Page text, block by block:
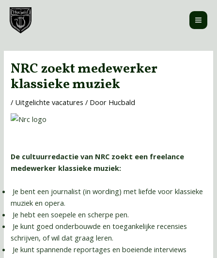
naar
NRC zoekt medewerker
klassieke muziek
/ Uitgelichte vacatures / Door Hucbald
De cultuurredactie van NRC zoekt een freelance
medewerker klassieke muziek:
Je bent een journalist (in wording) met liefde voor klassieke
muziek en opera.
Je hebt een soepele en scherpe pen.
Je kunt goed onderbouwde en toegankelijke recensies
schrijven, of wil dat graag leren.
Je kunt spannende reportages en boeiende interviews